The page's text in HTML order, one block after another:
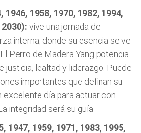
1946, 1958, 1970, 1982, 1994,
2030): vive una jornada de
interna, donde su esencia se ve
Perro de Madera Yang potencia
justicia, lealtad y liderazgo. Puede
importantes que definan su
excelente día para actuar con
integridad será su guía
1947, 1959, 1971, 1983, 1995,